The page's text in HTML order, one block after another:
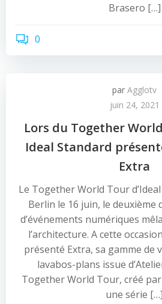
Brasero […]
0
par Agglotv
juin 24, 2021
Lors du Together
Ideal Standard
Extra
Le Together World Tour
Berlin le 16 juin, le deuxième
d’événements numériques
l’architecture. A cette
présenté Extra, sa gamme de
lavabos-plans issue
Together World Tour, créé
une série […]